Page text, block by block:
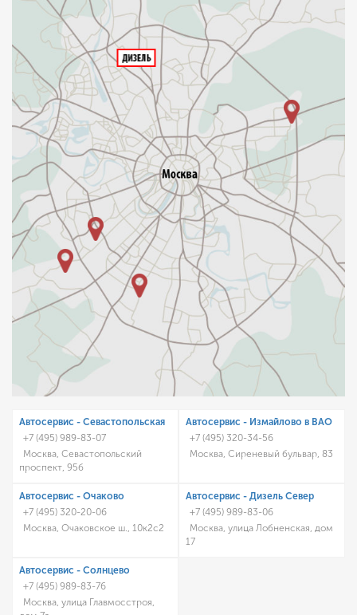
Автосервис - Cевастопольская
+7 (495) 989-83-07
Москва, Севастопольский
проспект, 95б
Автосервис - Измайлово в ВАО
+7 (495) 320-34-56
Москва, Сиреневый бульвар, 83
Автосервис - Очаково
+7 (495) 320-20-06
Москва, Очаковское ш., 10к2с2
Автосервис - Дизель Север
+7 (495) 989-83-06
Москва, улица Лобненская, дом
17
Автосервис - Солнцево
+7 (495) 989-83-76
Москва, улица Главмосстроя,